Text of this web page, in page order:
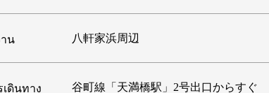
น 八軒家浜周辺
เดินทาง 谷町線「天満橋駅」2号出口からすぐ